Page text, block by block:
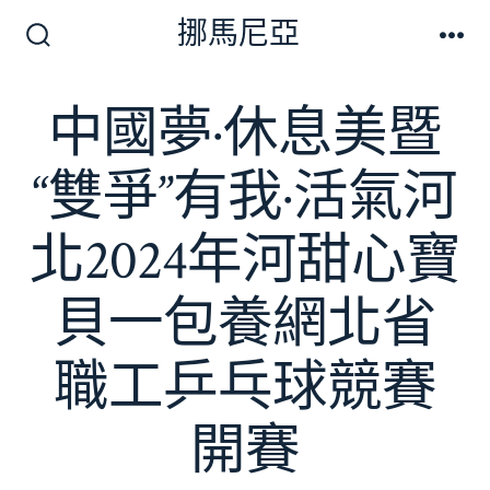
換
開
關
挪馬尼亞
中國夢·休息美暨
“雙爭”有我·活氣河
北2024年河甜心寶
貝一包養網北省
職工乒乓球競賽
開賽